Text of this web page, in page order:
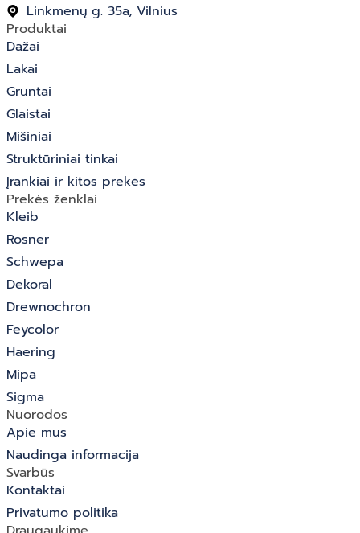
Linkmenų g. 35a, Vilnius
Produktai
Dažai
Lakai
Gruntai
Glaistai
Mišiniai
Struktūriniai tinkai
Įrankiai ir kitos prekės
Prekės ženklai
Kleib
Rosner
Schwepa
Dekoral
Drewnochron
Feycolor
Haering
Mipa
Sigma
Nuorodos
Apie mus
Naudinga informacija
Svarbūs
Kontaktai
Privatumo politika